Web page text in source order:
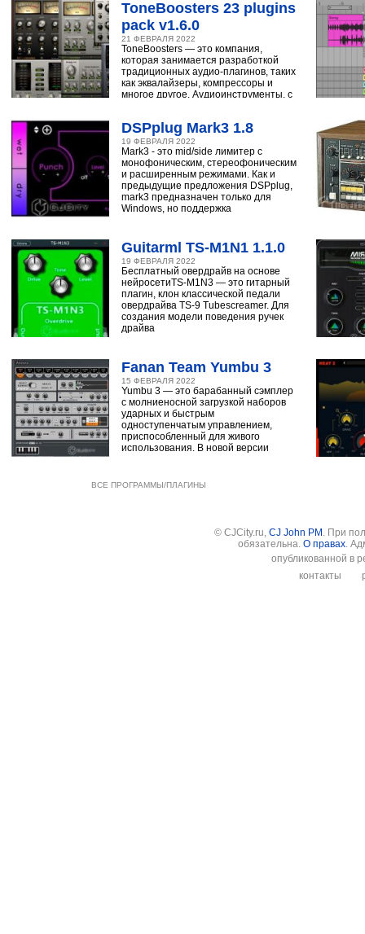
ToneBoosters 23 plugins
pack v1.6.0
21 ФЕВРАЛЯ 2022
ToneBoosters — это компания,
которая занимается разработкой
традиционных аудио-плагинов, таких
как эквалайзеры, компрессоры и
многое другое. Аудиоинструменты, с
DSPplug Mark3 1.8
19 ФЕВРАЛЯ 2022
Mark3 - это mid/side лимитер с
монофоническим, стереофоническим
и расширенным режимами. Как и
предыдущие предложения DSPplug,
mark3 предназначен только для
Windows, но поддержка
Guitarml TS-M1N1 1.1.0
19 ФЕВРАЛЯ 2022
Бесплатный овердрайв на основе
нейросетиTS-M1N3 — это гитарный
плагин, клон классической педали
овердрайва TS-9 Tubescreamer. Для
создания модели поведения ручек
драйва
Fanan Team Yumbu 3
15 ФЕВРАЛЯ 2022
Yumbu 3 — это барабанный сэмплер
с молниеносной загрузкой наборов
ударных и быстрым
одноступенчатым управлением,
приспособленный для живого
использования. В новой версии
ВСЕ ПРОГРАММЫ/ПЛАГИНЫ
© CJCity.ru, CJ John PM . При
обязательна. О правах.
опубликованной в
контакты